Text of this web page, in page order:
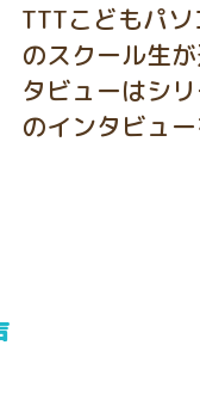
TTTこどもパ
のスクール生
タビューはシ
のインタビュー